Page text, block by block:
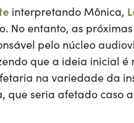
interpretando Mônica,
No entanto, as
pelo núcleo
que a ideia inicial é
na variedade da
que seria afetado caso